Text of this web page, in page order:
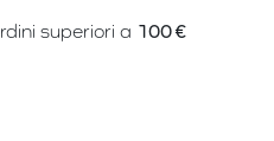
superiori a 100 €